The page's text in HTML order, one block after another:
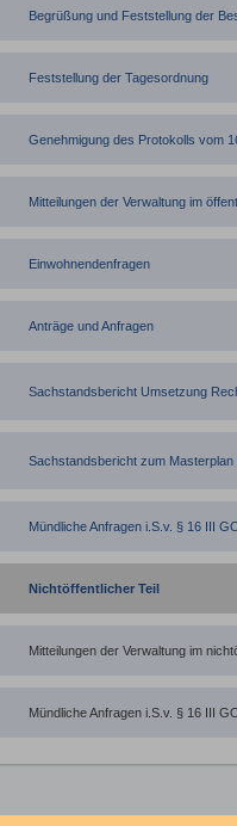
Begrüßung und Feststellung der
Feststellung der Tagesordnung
Genehmigung des Protokolls vom
Mitteilungen der Verwaltung im
Einwohnendenfragen
Anträge und Anfragen
Sachstandsbericht Umsetzung
Sachstandsbericht zum Masterplan
Mündliche Anfragen i.S.v. § 16 III
Nichtöffentlicher Teil
Mitteilungen der Verwaltung im
Mündliche Anfragen i.S.v. § 16 III